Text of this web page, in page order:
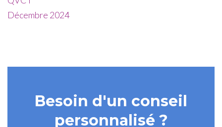
Besoin d'un conseil
personnalisé ?